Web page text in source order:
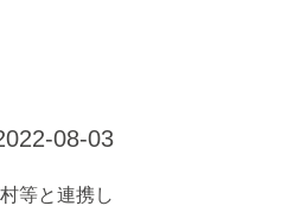
08-03
等と連携し